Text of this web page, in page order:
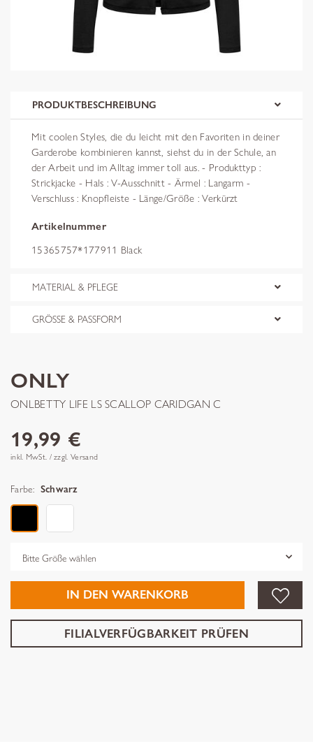
PRODUKTBESCHREIBUNG
Mit coolen Styles, die du leicht mit den Favoriten in deiner
Garderobe kombinieren kannst, siehst du in der Schule, an
der Arbeit und im Alltag immer toll aus. - Produkttyp :
Strickjacke - Hals : V-Ausschnitt - Ärmel : Langarm -
Verschluss : Knopfleiste - Länge/Größe : Verkürzt
Artikelnummer
15365757*177911 Black
MATERIAL & PFLEGE
GRÖSSE & PASSFORM
ONLY
ONLBETTY LIFE LS SCALLOP CARIDGAN C
19,99 €
inkl. MwSt. / zzgl. Versand
Farbe: Schwarz
IN DEN WARENKORB
FILIALVERFÜGBARKEIT PRÜFEN